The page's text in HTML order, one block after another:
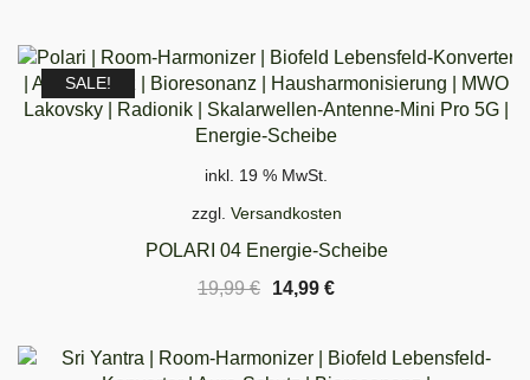
SALE!
SCHNELLANSICHT
inkl. 19 % MwSt.
zzgl. Versandkosten
POLARI 04 Energie-Scheibe
19,99€
Ursprünglicher
19,99 €
14,99 €Aktueller
14,99 €.